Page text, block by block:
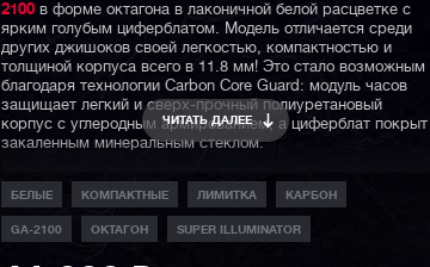
2100 в форме октагона в лаконичной белой расцветке с
ярким голубым циферблатом. Модель отличается среди
других джишоков своей легкостью, компактностью и
толщиной корпуса всего в 11.8 мм! Это стало возможным
благодаря технологии Carbon Core Guard: модуль часов
защищает легкий и сверх-прочный полиуретановый
корпус с углеродным армированием, а циферблат покрыт
закаленным минеральным стеклом.
Часы выполнены в харизматичном дизайне, а
контрастные стрелки, на фоне яркого циферблата,
обеспечивают высокую эргономику при пользовании
часами. Еще одна особенность часов — обновленное
ЧИТАТЬ ДАЛЕЕ
БЕЛЫЕ КОМПАКТНЫЕ ЛИМИТКА КАРБОН
GA-2100 ОКТАГОН SUPER ILLUMINATOR